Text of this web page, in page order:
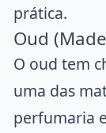
prática.
Oud
O oud tem
uma das
perfumaria